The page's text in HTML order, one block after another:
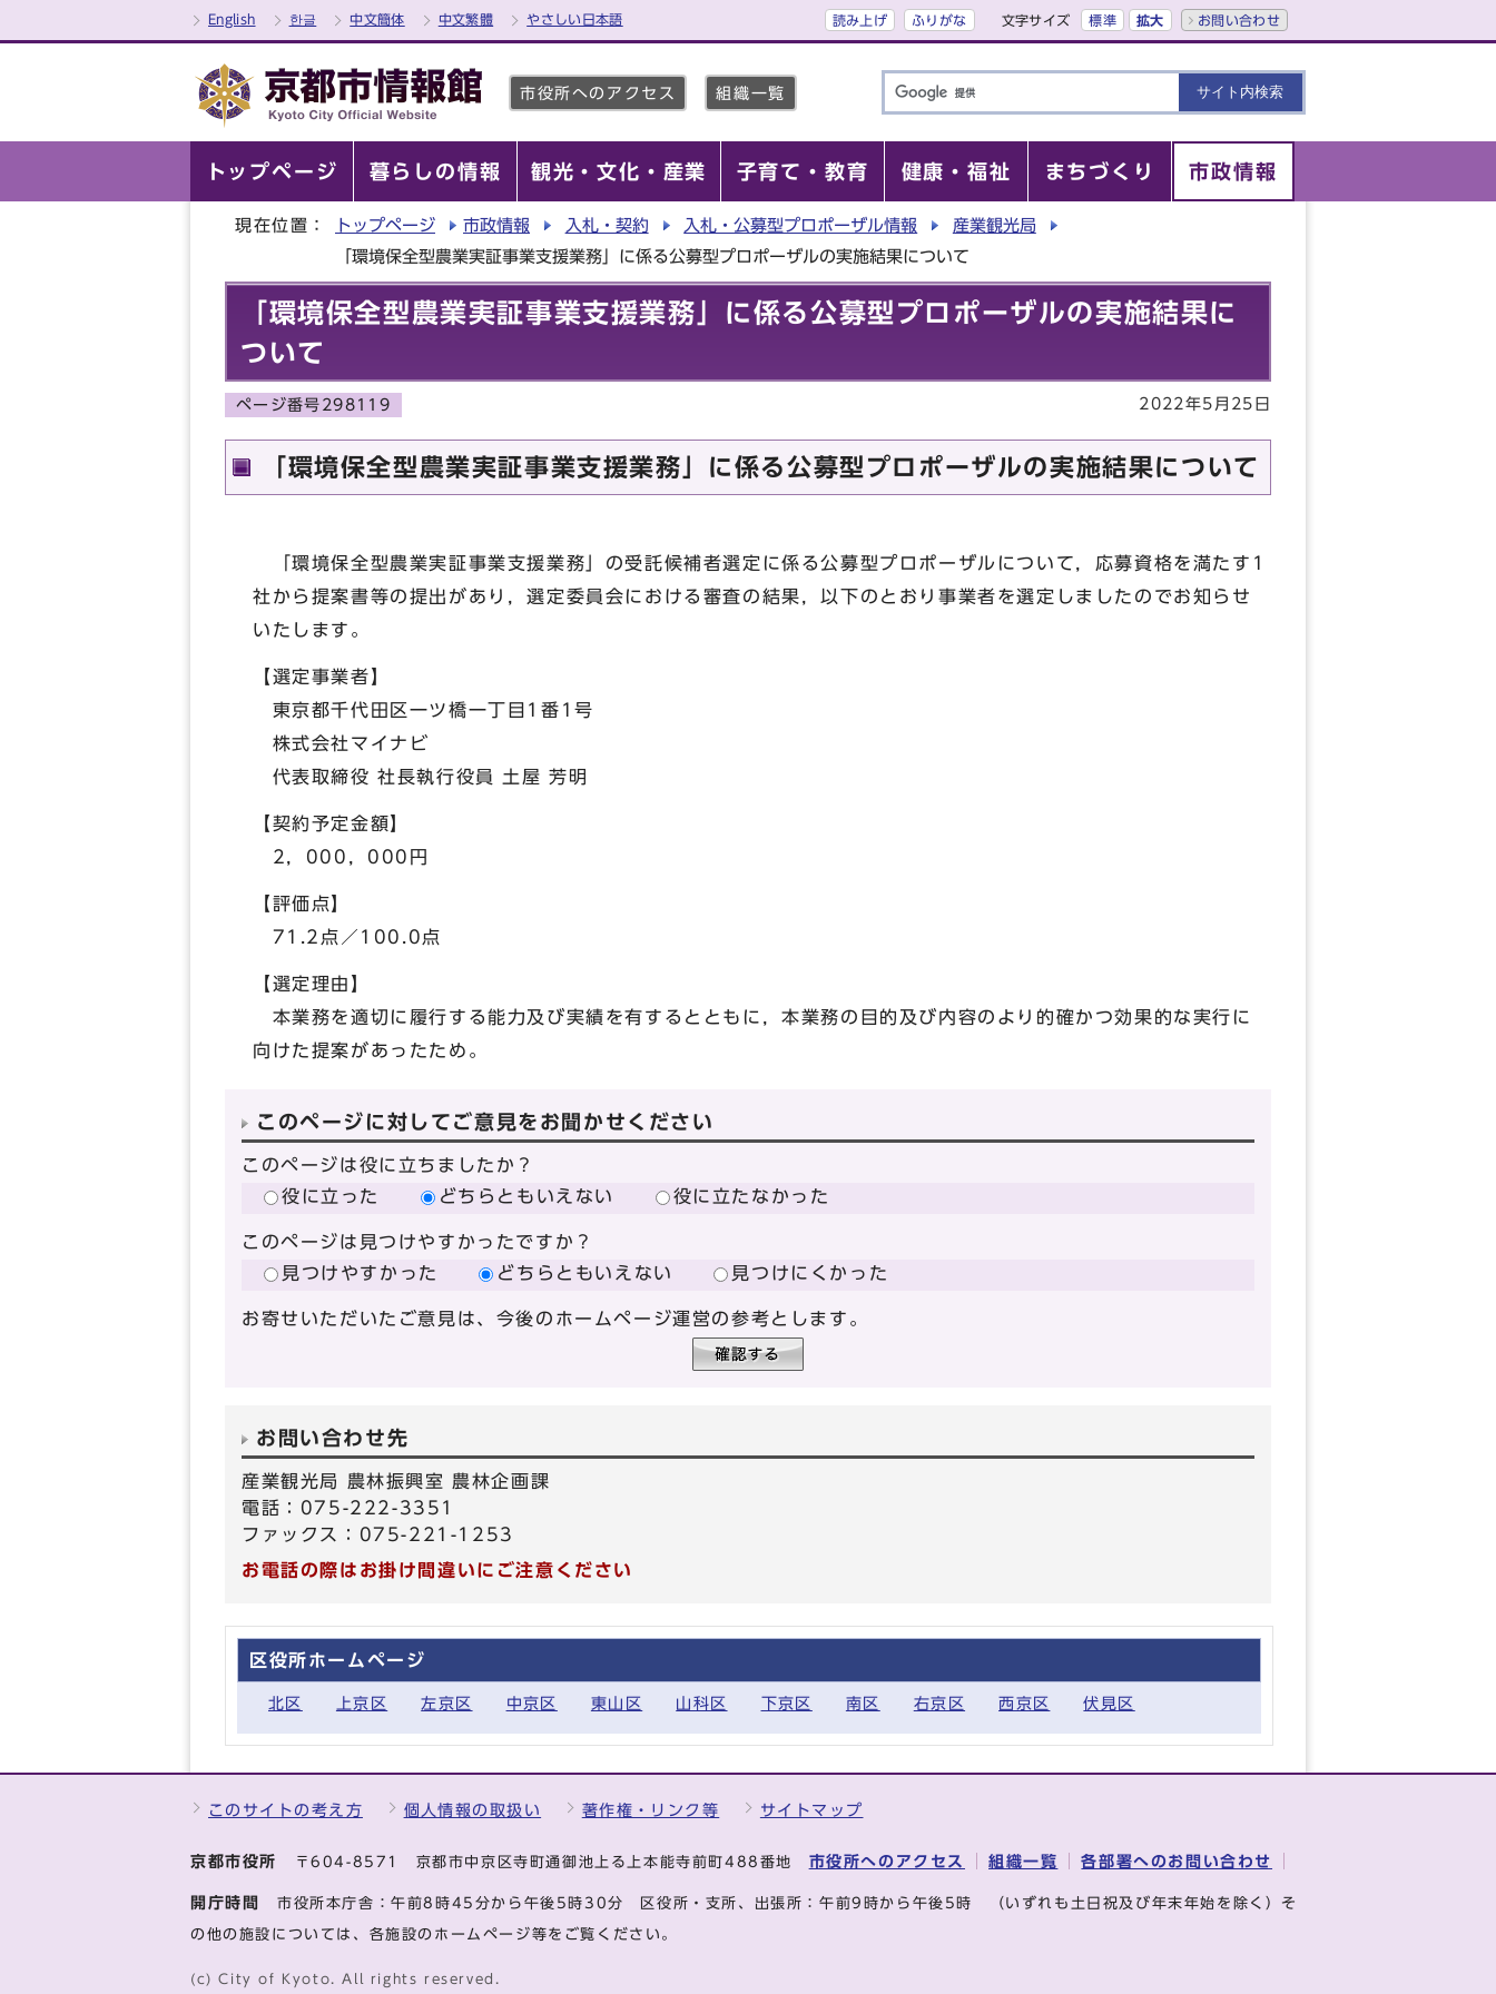
English 한글 中文簡体 中文繁體 やさしい日本語 読み上げ ふりがな 文字サイズ 標準 拡大 お問い合わせ
市役所へのアクセス 組織一覧
トップページ 暮らしの情報 観光・文化・産業 子育て・教育 健康・福祉 まちづくり 市政情報
現在位置： トップページ 市政情報 入札・契約 入札・公募型プロポーザル情報
産業観光局
「環境保全型農業実証事業支援業務」に係る公募型プロポーザルの実施結果について
「環境保全型農業実証事業支援業務」に係る公募型プロポーザルの実施結果に
ついて
ページ番号298119 2022年5月25日
「環境保全型農業実証事業支援業務」に係る公募型プロポーザルの実施結果について
「環境保全型農業実証事業支援業務」の受託候補者選定に係る公募型プロポーザルについて，応募資格を満たす1
社から提案書等の提出があり，選定委員会における審査の結果，以下のとおり事業者を選定しましたのでお知らせ
いたします。
【選定事業者】
東京都千代田区一ツ橋一丁目1番1号
株式会社マイナビ
代表取締役 社長執行役員 土屋 芳明
【契約予定金額】
2，000，000円
【評価点】
71.2点／100.0点
【選定理由】
本業務を適切に履行する能力及び実績を有するとともに，本業務の目的及び内容のより的確かつ効果的な実行に
向けた提案があったため。
このページに対してご意見をお聞かせください
このページは役に立ちましたか？
役に立った
どちらともいえない 役に立たなかった
このページは見つけやすかったですか？
見つけやすかった
どちらともいえない 見つけにくかった
お寄せいただいたご意見は、今後のホームページ運営の参考とします。
お問い合わせ先
産業観光局 農林振興室 農林企画課
電話：075-222-3351
ファックス：075-221-1253
お電話の際はお掛け間違いにご注意ください
区役所ホームページ
北区 上京区 左京区 中京区 東山区 山科区 下京区 南区 右京区 西京区 伏見区
このサイトの考え方 個人情報の取扱い 著作権・リンク等 サイトマップ
京都市役所 〒604-8571 京都市中京区寺町通御池上る上本能寺前町488番地 市役所へのアクセス 組織一覧 各部署へのお問い合わせ
開庁時間 市役所本庁舎：午前8時45分から午後5時30分 区役所・支所、出張所：午前9時から午後5時 （いずれも土日祝及び年末年始を除く）そ
の他の施設については、各施設のホームページ等をご覧ください。
(c) City of Kyoto. All rights reserved.